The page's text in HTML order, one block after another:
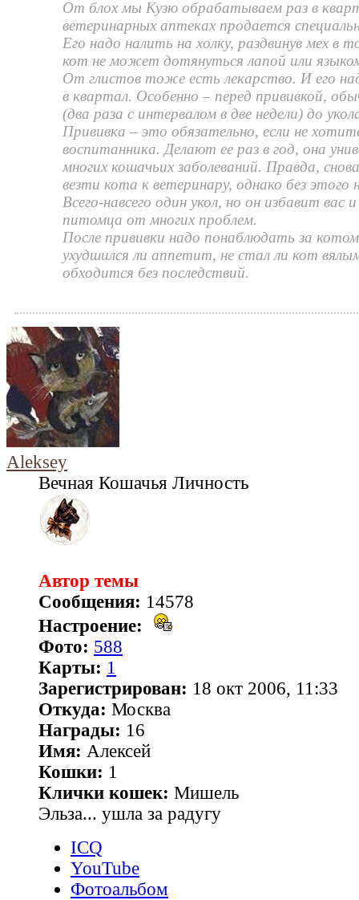
От блох мы Кузю обрабатываем раз в
ветеринарных аптеках продается
Его надо налить на холку, раздвинув мех в
кот не может дотянуться лапой или
От глистов тоже есть лекарство. И его
в квартал. Особенно – перед прививкой,
(два раза с интервалом в две недели) до
Прививка – это обязательно, если не
воспитанника. Делают ее раз в год, она
многих кошачьих заболеваний. Правда,
везти кота к ветеринару, однако без этого
Всего-навсего один укол, но он избавит вас
питомца от многих проблем.
После прививки надо понаблюдать за
ухудшился ли аппетит, не стал ли кот
обходится без последствий.
Aleksey
Вечная Кошачья Личность
Автор темы
Сообщения: 14578
Настроение:
Фото: 588
Карты: 1
Зарегистрирован: 18 окт 2006, 11:33
Откуда: Москва
Награды: 16
Имя: Алексей
Кошки: 1
Клички кошек: Мишель
Эльза... ушла за радугу
ICQ
YouTube
Фотоальбом